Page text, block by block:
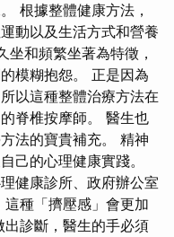
根據整體健康方法，
動以及生活方式和營養
坐和頻繁坐著為特徵，
模糊抱怨。 正是因為
以這種整體治療方法在
脊椎按摩師。 醫生也
法的寶貴補充。 精神
己的心理健康實踐。
健康診所、政府辦公室
種「擠壓感」會更加
診斷，醫生的手必須